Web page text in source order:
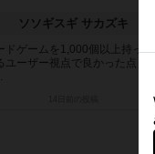
ソソギスギ サカズキ
ドゲームを1,000個以上持って
ユーザー視点で良かった点と悪